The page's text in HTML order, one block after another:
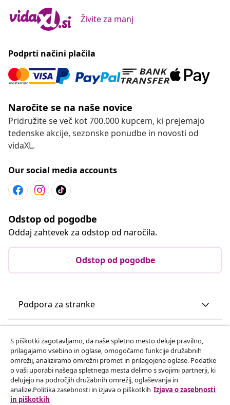
Živite za manj
Podprti načini plačila
Naročite se na naše novice
Pridružite se več kot 700.000 kupcem, ki prejemajo
tedenske akcije, sezonske ponudbe in novosti od
vidaXL.
Our social media accounts
Odstop od pogodbe
Oddaj zahtevek za odstop od naročila.
Odstop od pogodbe
Podpora za stranke
vidaXL
Odkrijte več
S piškotki zagotavljamo, da naše spletno mesto deluje pravilno,
prilagajamo vsebino in oglase, omogočamo funkcije družabnih
omrežij, analiziramo omrežni promet in prilagojene oglase. Podatke
o vaši uporabi našega spletnega mesta delimo s svojimi partnerji, ki
delujejo na področjih družabnih omrežij, oglaševanja in
analize.Politika zasebnosti in izjava o piškotkih Izjava o zasebnosti
in piškotkih